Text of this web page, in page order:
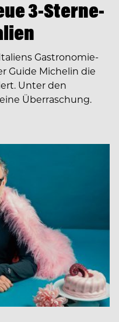
3-Sterne-
Gastronomie-
Guide Michelin die
Unter den
Überraschung.